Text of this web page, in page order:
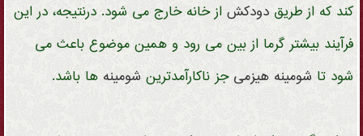
کند که از طریق دودکشاز خانه خارج می شود. درنتیجه، در این
فرآیند بیشتر گرما از بین می رود و همین موضوع باعث می
شود تا شومینه هیزمی جز ناکارآمدترین شومینه ها باشد.